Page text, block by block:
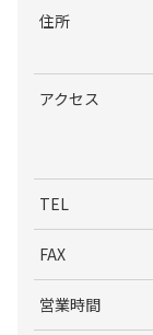
住所
アクセス
TEL
FAX
営業時間